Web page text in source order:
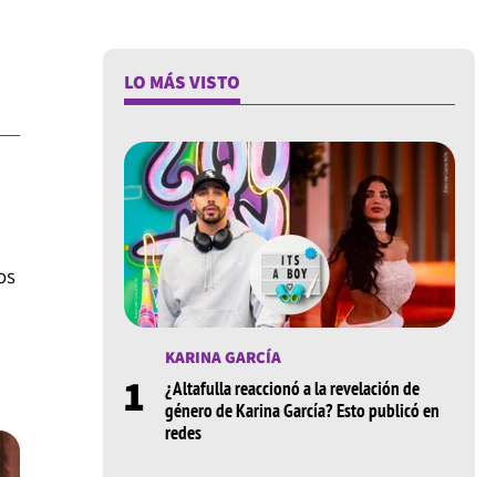
LO MÁS VISTO
1
KARINA GARCÍA
¿Altafulla reaccionó a la revelación de
género de Karina García? Esto publicó en
redes